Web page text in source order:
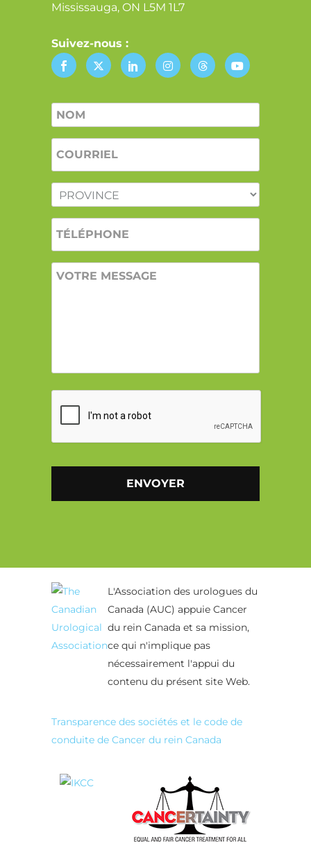
Mississauga, ON L5M 1L7
Suivez-nous :
Nom
PROVINCE
VOTRE
MESSAGE
L'Association des urologues du
Canada (AUC) appuie Cancer
du rein Canada et sa mission,
ce qui n'implique pas
nécessairement l'appui du
contenu du présent site Web.
Transparence des sociétés et le code de
conduite de Cancer du rein Canada